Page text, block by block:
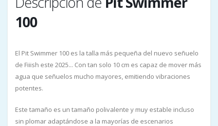
100
El Pit Swimmer 100 es la talla más pequeña del nuevo señuelo
de Fiiish este 2025... Con tan solo 10 cm es capaz de mover más
agua que señuelos mucho mayores, emitiendo vibraciones
potentes.
Este tamaño es un tamaño polivalente y muy estable incluso
sin plomar adaptándose a la mayorías de escenarios